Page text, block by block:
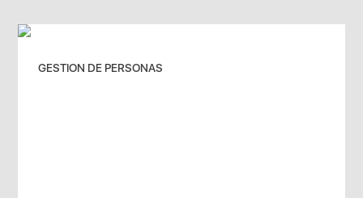
GESTION DE PERSONAS